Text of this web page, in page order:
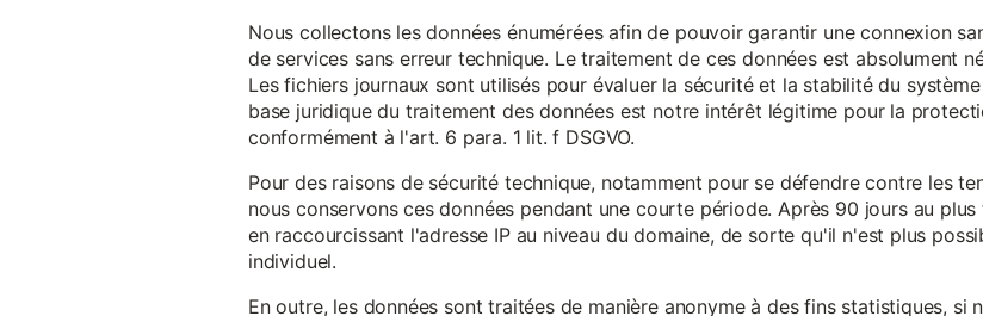
Nous collectons les données énumérées afin de pouvoir garantir une connexion
de services sans erreur technique. Le traitement de ces données est absolument
Les fichiers journaux sont utilisés pour évaluer la sécurité et la stabilité du
base juridique du traitement des données est notre intérêt légitime pour la
conformément à l'art. 6 para. 1 lit. f DSGVO.
Pour des raisons de sécurité technique, notamment pour se défendre contre les
nous conservons ces données pendant une courte période. Après 90 jours au
en raccourcissant l'adresse IP au niveau du domaine, de sorte qu'il n'est plus
individuel.
En outre, les données sont traitées de manière anonyme à des fins statistiques, si